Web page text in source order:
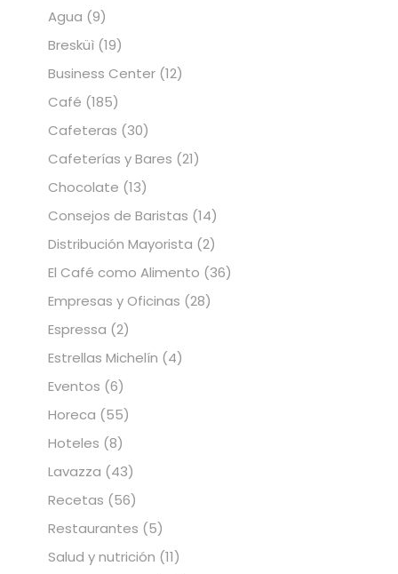
Agua (9)
Bresküì (19)
Business Center (12)
Café (185)
Cafeteras (30)
Cafeterías y Bares (21)
Chocolate (13)
Consejos de Baristas (14)
Distribución Mayorista (2)
El Café como Alimento (36)
Empresas y Oficinas (28)
Espressa (2)
Estrellas Michelín (4)
Eventos (6)
Horeca (55)
Hoteles (8)
Lavazza (43)
Recetas (56)
Restaurantes (5)
Salud y nutrición (11)